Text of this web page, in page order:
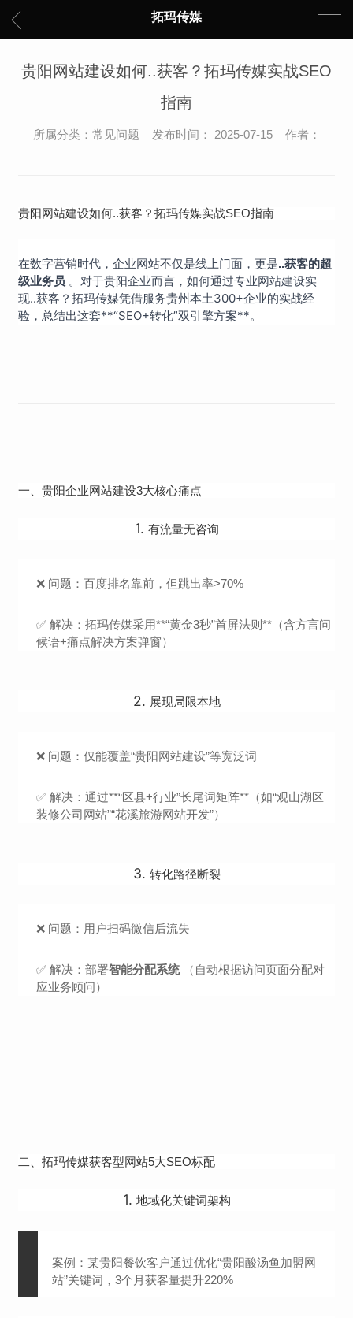
拓玛传媒
贵阳网站建设如何..获客？拓玛传媒实战SEO
指南
所属分类：常见问题 发布时间： 2025-07-15 作者：
贵阳网站建设如何..获客？拓玛传媒实战SEO指南
在数字营销时代，企业网站不仅是线上门面，更是..获客的超
级业务员 。对于贵阳企业而言，如何通过专业网站建设实
现..获客？拓玛传媒凭借服务贵州本土300+企业的实战经
验，总结出这套**“SEO+转化”双引擎方案**。
一、贵阳企业网站建设3大核心痛点
1. 有流量无咨询
❌ 问题：百度排名靠前，但跳出率>70%
✅ 解决：拓玛传媒采用**“黄金3秒”首屏法则**（含方言问
候语+痛点解决方案弹窗）
2. 展现局限本地
❌ 问题：仅能覆盖“贵阳网站建设”等宽泛词
✅ 解决：通过**“区县+行业”长尾词矩阵**（如“观山湖区
装修公司网站”“花溪旅游网站开发”）
3. 转化路径断裂
❌ 问题：用户扫码微信后流失
✅ 解决：部署智能分配系统
（自动根据访问页面分配对
应业务顾问）
二、拓玛传媒获客型网站5大SEO标配
1. 地域化关键词架构
案例：某贵阳餐饮客户通过优化“贵阳酸汤鱼加盟网
站”关键词，3个月获客量提升220%